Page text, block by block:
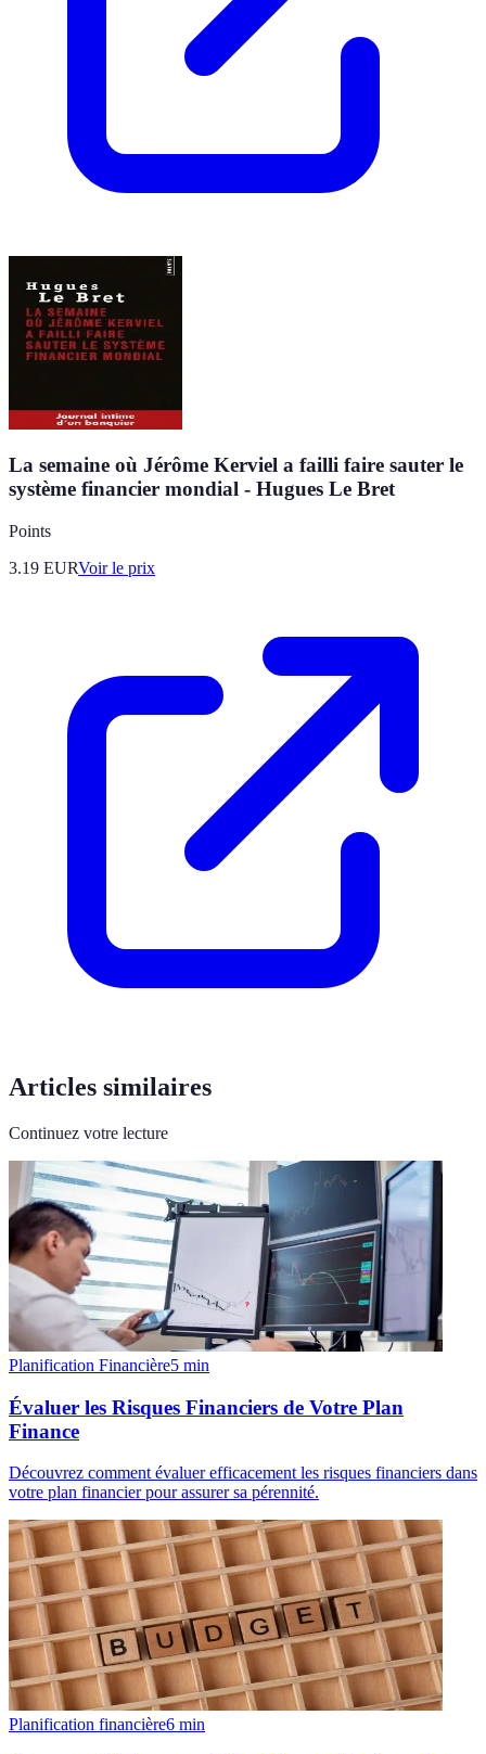
La semaine où Jérôme Kerviel a failli faire sauter le
système financier mondial - Hugues Le Bret
Points
3.19 EURVoir le prix
Articles similaires
Continuez votre lecture
Planification Financière5 min
Évaluer les Risques Financiers de Votre Plan
Finance
Découvrez comment évaluer efficacement les risques financiers dans
votre plan financier pour assurer sa pérennité.
Planification financière6 min